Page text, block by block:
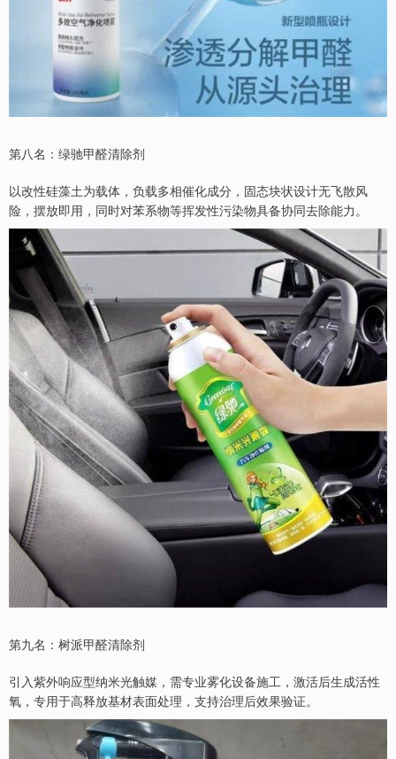
第八名：绿驰甲醛清除剂
以改性硅藻土为载体，负载多相催化成分，固态块状设计无飞散风
险，摆放即用，同时对苯系物等挥发性污染物具备协同去除能力。
第九名：树派甲醛清除剂
引入紫外响应型纳米光触媒，需专业雾化设备施工，激活后生成活性
氧，专用于高释放基材表面处理，支持治理后效果验证。